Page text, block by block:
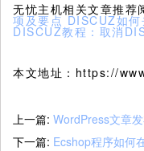
无忧主机相关文章推荐
项及要点 DISCUZ如
DISCUZ教程：取消
本文地址：https://
上一篇: WordPress文章
下一篇: Ecshop程序如何